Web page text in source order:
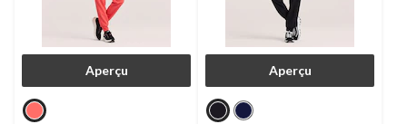
Aperçu Aperçu